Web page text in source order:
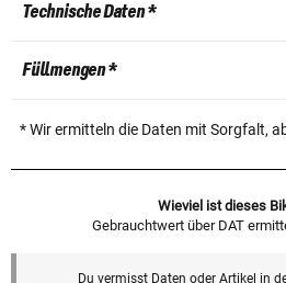
Technische Daten *
Füllmengen *
* Wir ermitteln die Daten mit Sorgfalt,
Wieviel ist dieses
Gebrauchtwert über DAT
Du vermisst Daten oder Artikel in